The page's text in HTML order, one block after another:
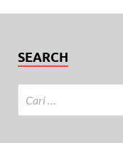
SEARCH